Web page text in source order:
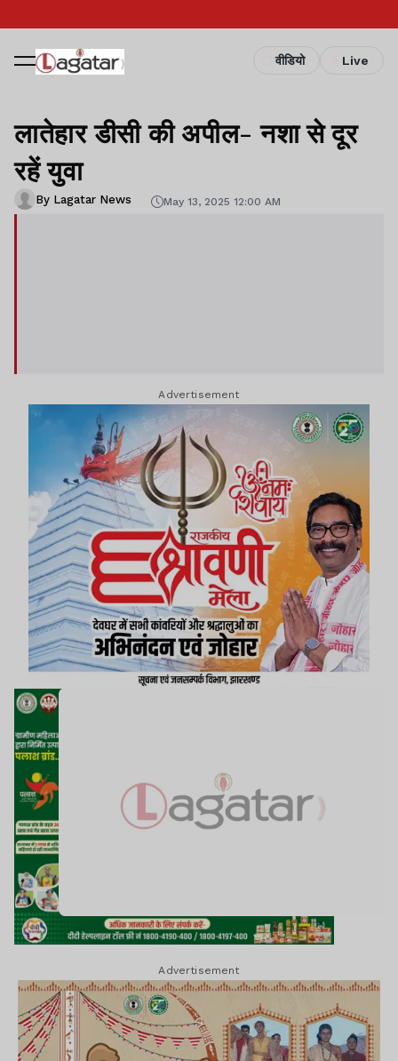
वीडियो Live
लातेहार डीसी की अपील- नशा से दूर
रहें युवा
By Lagatar News May 13, 2025 12:00 AM
Advertisement
Advertisement